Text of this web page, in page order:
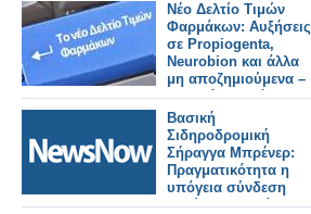
Νέο Δελτίο Τιμών
Φαρμάκων: Αυξήσεις
σε Propiogenta,
Neurobion και άλλα
μη αποζημιούμενα –
Τι αλλάζει από
31/7/2026
Βασική
Σιδηροδρομική
Σήραγγα Μπρένερ:
Πραγματικότητα η
υπόγεια σύνδεση
Ιταλίας–Αυστρίας.